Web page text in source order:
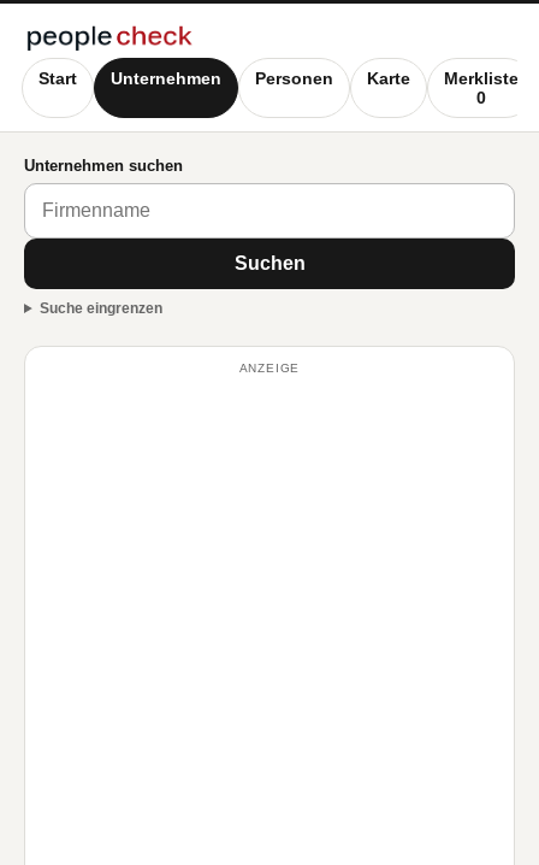
Start Unternehmen Personen Karte
Merkliste
0
Unternehmen suchen
Suchen
Suche eingrenzen
ANZEIGE